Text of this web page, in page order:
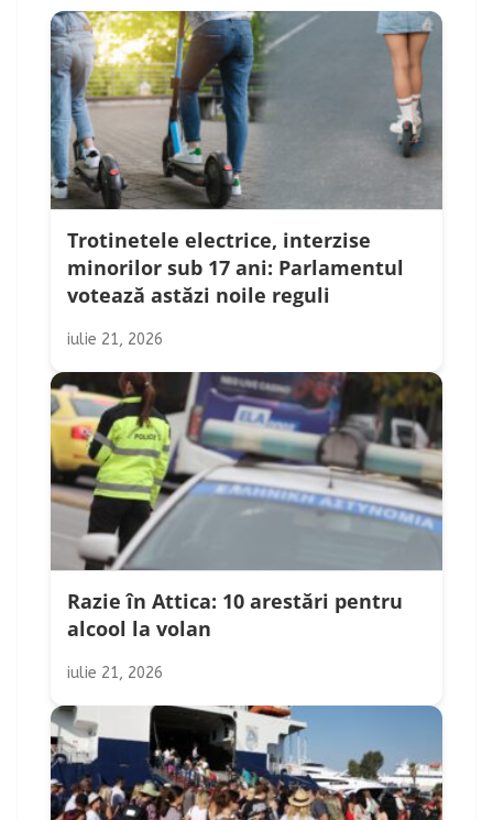
Trotinetele electrice, interzise
minorilor sub 17 ani: Parlamentul
votează astăzi noile reguli
iulie 21, 2026
Razie în Attica: 10 arestări pentru
alcool la volan
iulie 21, 2026